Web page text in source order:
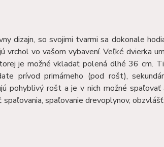
dizajn, so svojimi tvarmi sa dokonale
vrchol vo vašom vybavení. Veľké dvierka
je možné vkladať polená dlhé 36 cm.
prívod primárneho (pod rošt),
pohyblivý rošt a je v nich možné
spaľovania, spaľovanie drevoplynov,